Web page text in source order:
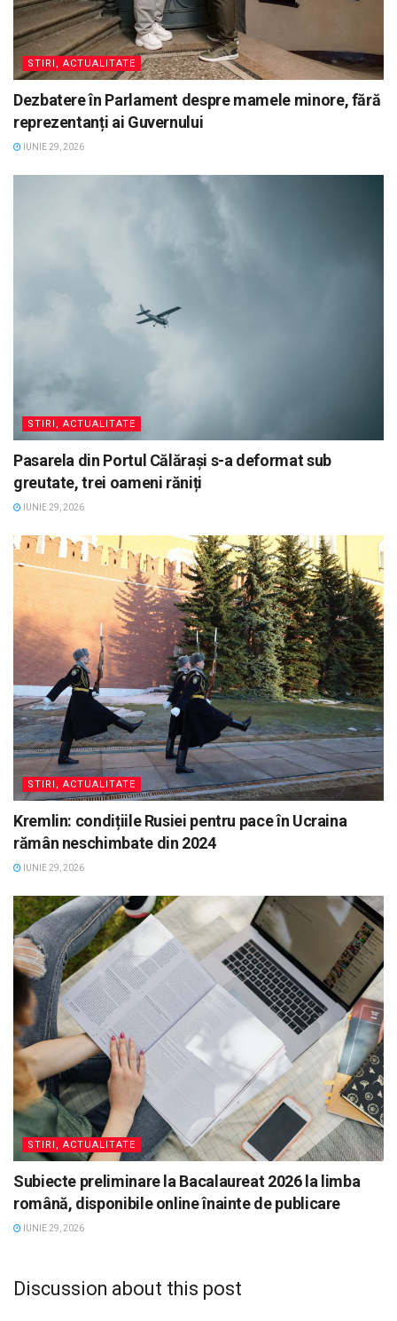
STIRI, ACTUALITATE
Dezbatere în Parlament despre mamele minore, fără
reprezentanți ai Guvernului
IUNIE 29, 2026
STIRI, ACTUALITATE
Pasarela din Portul Călărași s-a deformat sub
greutate, trei oameni răniți
IUNIE 29, 2026
STIRI, ACTUALITATE
Kremlin: condițiile Rusiei pentru pace în Ucraina
rămân neschimbate din 2024
IUNIE 29, 2026
STIRI, ACTUALITATE
Subiecte preliminare la Bacalaureat 2026 la limba
română, disponibile online înainte de publicare
IUNIE 29, 2026
Discussion about this post